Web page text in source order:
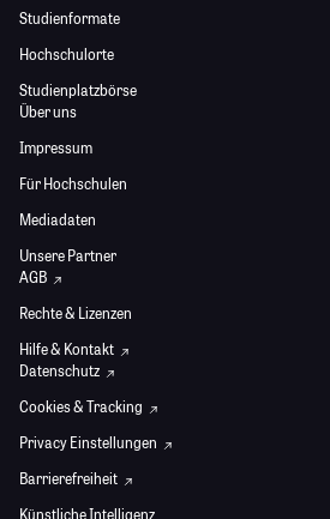
Studienformate
Hochschulorte
Studienplatzbörse
Über uns
Impressum
Für Hochschulen
Mediadaten
Unsere Partner
AGB
Rechte & Lizenzen
Hilfe & Kontakt
Datenschutz
Cookies & Tracking
Privacy Einstellungen
Barrierefreiheit
Künstliche Intelligenz